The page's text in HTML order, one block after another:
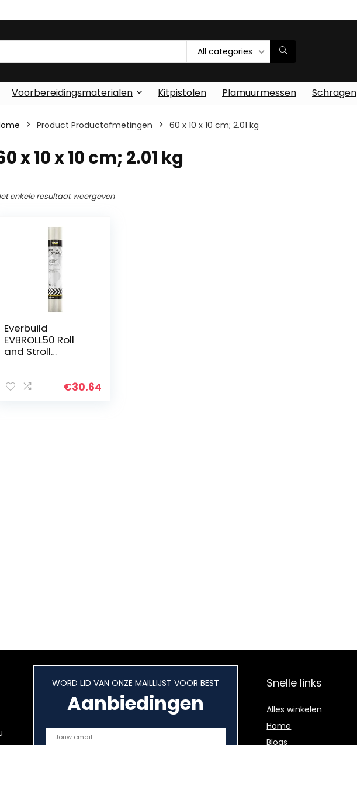
All categories
Voorbereidingsmaterialen Kitpistolen Plamuurmessen Schragen
Product Productafmetingen ‎60 x 10 x 10 cm; 2.01 kg
x 10 x 10 cm; 2.01 kg
enkele resultaat weergeven
Everbuild
EVBROLL50 Roll
and Stroll
tapijtbeschermer,
€30.64
WORD LID VAN ONZE MAILLIJST VOOR BEST
Aanbiedingen
Snelle links
Alles winkelen
Home
Blogs